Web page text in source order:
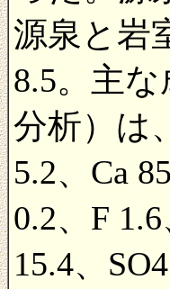
源泉と岩
8.5。主
分析）は
5.2、Ca
0.2、F
15.4、